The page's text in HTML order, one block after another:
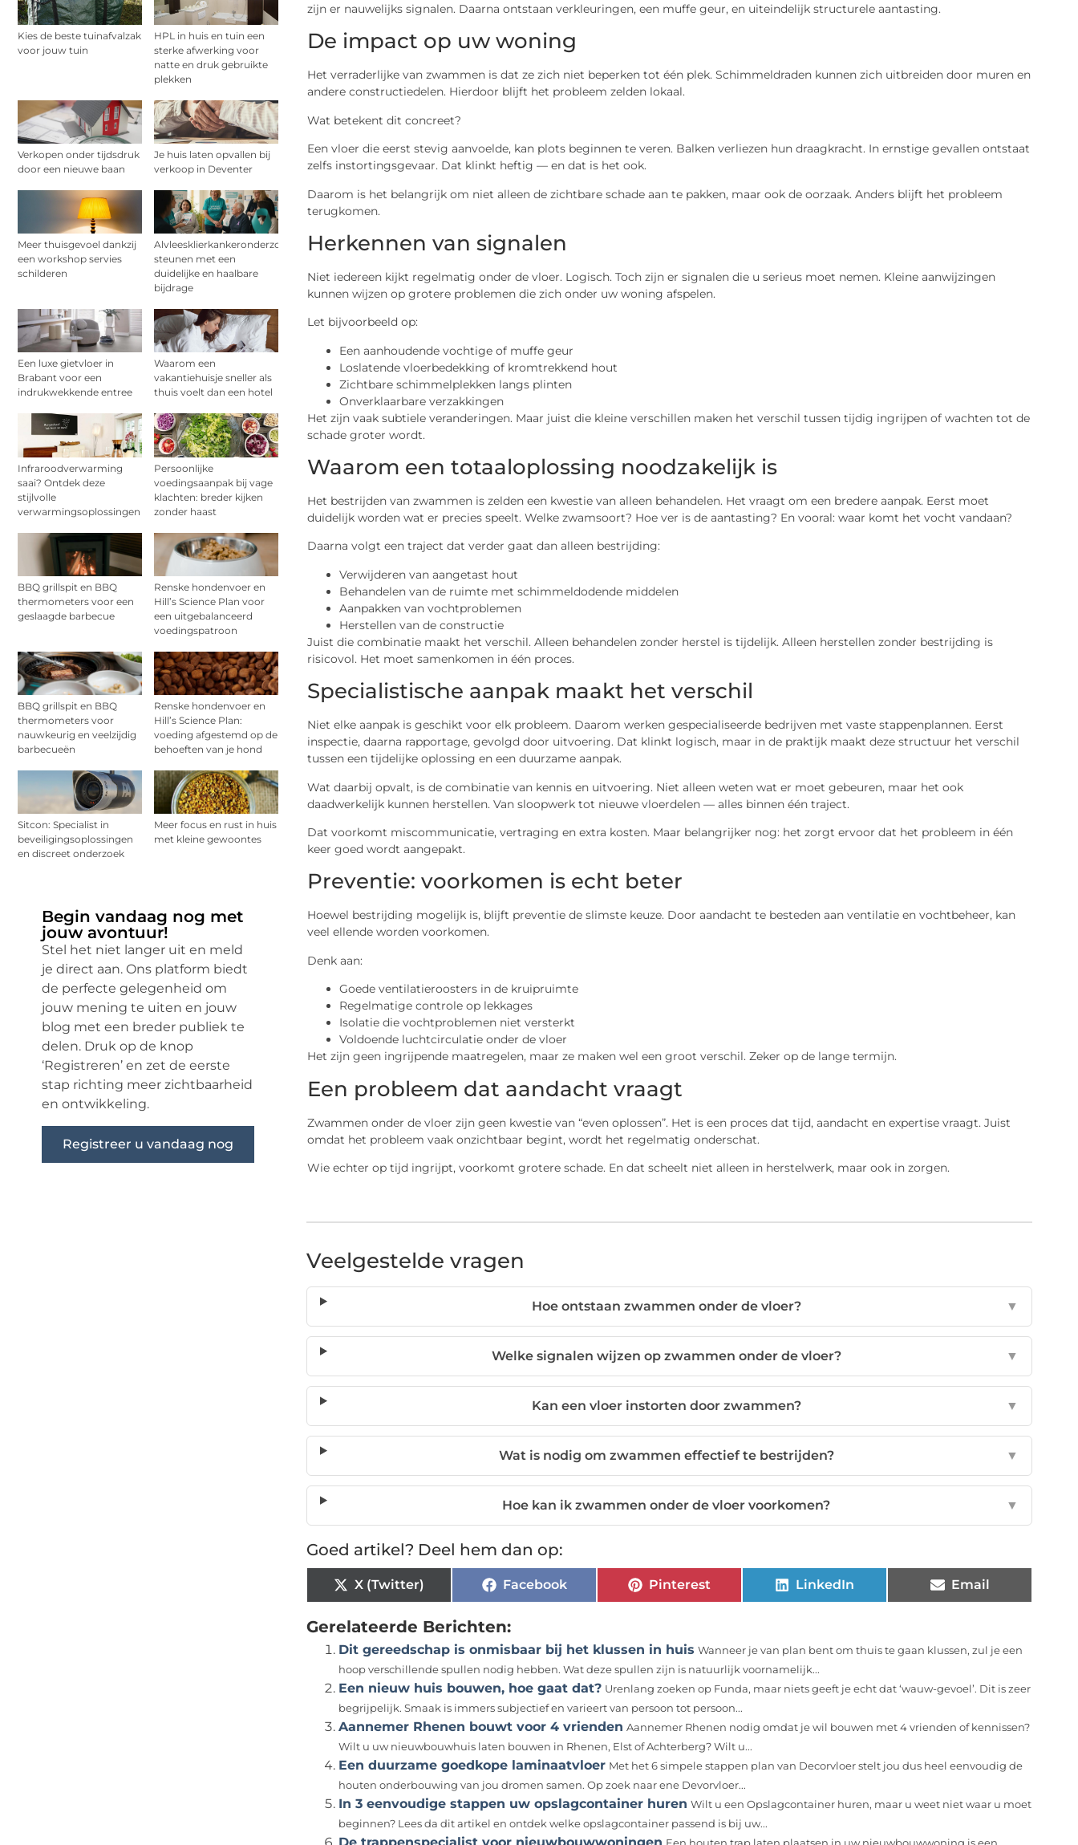
Kies de beste tuinafvalzak
voor jouw tuin
HPL in huis en tuin een
sterke afwerking voor
natte en druk gebruikte
plekken
Verkopen onder tijdsdruk
door een nieuwe baan
Je huis laten opvallen bij
verkoop in Deventer
Meer thuisgevoel dankzij
een workshop servies
schilderen
Alvleesklierkankeronderzoek
steunen met een
duidelijke en haalbare
bijdrage
Een luxe gietvloer in
Brabant voor een
indrukwekkende entree
Waarom een
vakantiehuisje sneller als
thuis voelt dan een hotel
Infraroodverwarming
saai? Ontdek deze
stijlvolle
verwarmingsoplossingen
Persoonlijke
voedingsaanpak bij vage
klachten: breder kijken
zonder haast
BBQ grillspit en BBQ
thermometers voor een
geslaagde barbecue
Renske hondenvoer en
Hill’s Science Plan voor
een uitgebalanceerd
voedingspatroon
BBQ grillspit en BBQ
thermometers voor
nauwkeurig en veelzijdig
barbecueën
Renske hondenvoer en
Hill’s Science Plan:
voeding afgestemd op de
behoeften van je hond
Sitcon: Specialist in
beveiligingsoplossingen
en discreet onderzoek
Meer focus en rust in huis
met kleine gewoontes
Begin vandaag nog met
jouw avontuur!
Stel het niet langer uit en meld
je direct aan. Ons platform biedt
de perfecte gelegenheid om
jouw mening te uiten en jouw
blog met een breder publiek te
delen. Druk op de knop
‘Registreren’ en zet de eerste
stap richting meer zichtbaarheid
en ontwikkeling.
Registreer u vandaag nog
zijn er nauwelijks signalen. Daarna ontstaan verkleuringen, een muffe geur, en uiteindelijk structurele aantasting.
De impact op uw woning
Het verraderlijke van zwammen is dat ze zich niet beperken tot één plek. Schimmeldraden kunnen zich uitbreiden door muren en
andere constructiedelen. Hierdoor blijft het probleem zelden lokaal.
Wat betekent dit concreet?
Een vloer die eerst stevig aanvoelde, kan plots beginnen te veren. Balken verliezen hun draagkracht. In ernstige gevallen ontstaat
zelfs instortingsgevaar. Dat klinkt heftig — en dat is het ook.
Daarom is het belangrijk om niet alleen de zichtbare schade aan te pakken, maar ook de oorzaak. Anders blijft het probleem
terugkomen.
Herkennen van signalen
Niet iedereen kijkt regelmatig onder de vloer. Logisch. Toch zijn er signalen die u serieus moet nemen. Kleine aanwijzingen
kunnen wijzen op grotere problemen die zich onder uw woning afspelen.
Let bijvoorbeeld op:
Een aanhoudende vochtige of muffe geur
Loslatende vloerbedekking of kromtrekkend hout
Zichtbare schimmelplekken langs plinten
Onverklaarbare verzakkingen
Het zijn vaak subtiele veranderingen. Maar juist die kleine verschillen maken het verschil tussen tijdig ingrijpen of wachten tot de
schade groter wordt.
Waarom een totaaloplossing noodzakelijk is
Het bestrijden van zwammen is zelden een kwestie van alleen behandelen. Het vraagt om een bredere aanpak. Eerst moet
duidelijk worden wat er precies speelt. Welke zwamsoort? Hoe ver is de aantasting? En vooral: waar komt het vocht vandaan?
Daarna volgt een traject dat verder gaat dan alleen bestrijding:
Verwijderen van aangetast hout
Behandelen van de ruimte met schimmeldodende middelen
Aanpakken van vochtproblemen
Herstellen van de constructie
Juist die combinatie maakt het verschil. Alleen behandelen zonder herstel is tijdelijk. Alleen herstellen zonder bestrijding is
risicovol. Het moet samenkomen in één proces.
Specialistische aanpak maakt het verschil
Niet elke aanpak is geschikt voor elk probleem. Daarom werken gespecialiseerde bedrijven met vaste stappenplannen. Eerst
inspectie, daarna rapportage, gevolgd door uitvoering. Dat klinkt logisch, maar in de praktijk maakt deze structuur het verschil
tussen een tijdelijke oplossing en een duurzame aanpak.
Wat daarbij opvalt, is de combinatie van kennis en uitvoering. Niet alleen weten wat er moet gebeuren, maar het ook
daadwerkelijk kunnen herstellen. Van sloopwerk tot nieuwe vloerdelen — alles binnen één traject.
Dat voorkomt miscommunicatie, vertraging en extra kosten. Maar belangrijker nog: het zorgt ervoor dat het probleem in één
keer goed wordt aangepakt.
Preventie: voorkomen is echt beter
Hoewel bestrijding mogelijk is, blijft preventie de slimste keuze. Door aandacht te besteden aan ventilatie en vochtbeheer, kan
veel ellende worden voorkomen.
Denk aan:
Goede ventilatieroosters in de kruipruimte
Regelmatige controle op lekkages
Isolatie die vochtproblemen niet versterkt
Voldoende luchtcirculatie onder de vloer
Het zijn geen ingrijpende maatregelen, maar ze maken wel een groot verschil. Zeker op de lange termijn.
Een probleem dat aandacht vraagt
Zwammen onder de vloer zijn geen kwestie van “even oplossen”. Het is een proces dat tijd, aandacht en expertise vraagt. Juist
omdat het probleem vaak onzichtbaar begint, wordt het regelmatig onderschat.
Wie echter op tijd ingrijpt, voorkomt grotere schade. En dat scheelt niet alleen in herstelwerk, maar ook in zorgen.
Veelgestelde vragen
Hoe ontstaan zwammen onder de vloer? ▼
Welke signalen wijzen op zwammen onder de vloer? ▼
Kan een vloer instorten door zwammen? ▼
Wat is nodig om zwammen effectief te bestrijden? ▼
Hoe kan ik zwammen onder de vloer voorkomen? ▼
Goed artikel? Deel hem dan op:
X (Twitter) Facebook Pinterest LinkedIn Email
Gerelateerde Berichten:
Dit gereedschap is onmisbaar bij het klussen in huis Wanneer je van plan bent om thuis te gaan klussen, zul je een
hoop verschillende spullen nodig hebben. Wat deze spullen zijn is natuurlijk voornamelijk...
Een nieuw huis bouwen, hoe gaat dat? Urenlang zoeken op Funda, maar niets geeft je echt dat ‘wauw-gevoel’. Dit is zeer
begrijpelijk. Smaak is immers subjectief en varieert van persoon tot persoon...
Aannemer Rhenen bouwt voor 4 vrienden Aannemer Rhenen nodig omdat je wil bouwen met 4 vrienden of kennissen?
Wilt u uw nieuwbouwhuis laten bouwen in Rhenen, Elst of Achterberg? Wilt u...
Een duurzame goedkope laminaatvloer Met het 6 simpele stappen plan van Decorvloer stelt jou dus heel eenvoudig de
houten onderbouwing van jou dromen samen. Op zoek naar ene Devorvloer...
In 3 eenvoudige stappen uw opslagcontainer huren Wilt u een Opslagcontainer huren, maar u weet niet waar u moet
beginnen? Lees da dit artikel en ontdek welke opslagcontainer passend is bij uw...